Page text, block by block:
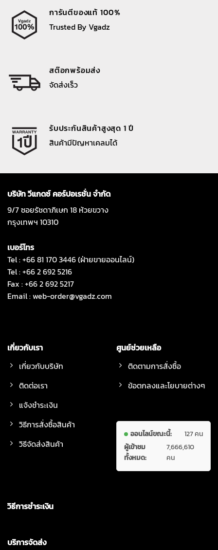
การันตีของแท้ 100%
Trusted By Vgadz
สต๊อกพร้อมส่ง
จัดส่งเร็ว
รับประกันสินค้าสูงสุด 1 ปี
สินค้ามีปัญหาเคลมได้
บริษัท วีแกดซ์ คอร์ปอเรชั่น จำกัด
9/7 ซอยรัชดาภิเษก 18 ห้วยขวาง
กรุงเทพฯ 10310
เบอร์โทร
Tel : +66 81 170 3446 (ฝ่ายขายออนไลน์)
Tel : +66 2 692 5216
Fax : +66 2 692 5217
Email :web-order@vgadz.com
เกี่ยวกับเรา
เกี่ยวกับบริษัท
ติดต่อเรา
แจ้งชำระเงิน
วิธีการสั่งซื้อสินค้า
วิธีจัดส่งสินค้า
ศูนย์ช่วยเหลือ
ติดตามการสั่งซื้อ
ข้อตกลงและโยบายต่างๆ
ออนไลน์ขณะนี้:
127 คน
ผู้เข้าชม
ทั้งหมด:
7,666,610
คน
วิธีการชำระเงิน
บริการจัดส่ง